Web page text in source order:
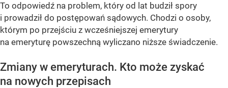
To odpowiedź na problem, który od lat budził spory
i prowadził do postępowań sądowych. Chodzi o osoby,
którym po przejściu z wcześniejszej emerytury
na emeryturę powszechną wyliczano niższe świadczenie.
Zmiany w emeryturach. Kto może zyskać
na nowych przepisach